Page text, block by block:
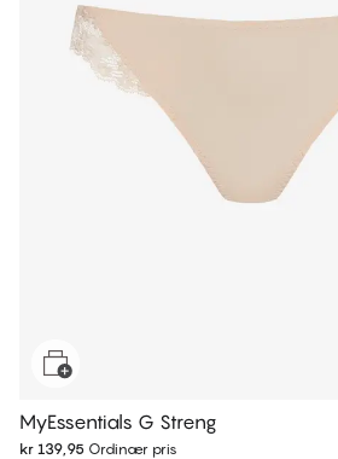
MyEssentials G Streng
kr 139,95 Ordinær pris